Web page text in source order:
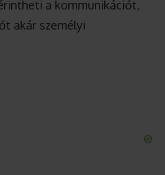
a kommunikációt,
akár személyi